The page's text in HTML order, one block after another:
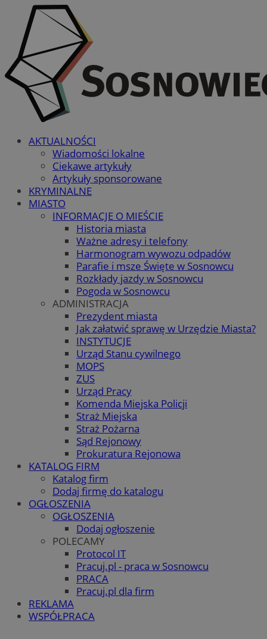
AKTUALNOŚCI
Wiadomości lokalne
Ciekawe artykuły
Artykuły sponsorowane
KRYMINALNE
MIASTO
INFORMACJE O MIEŚCIE
Historia miasta
Ważne adresy i telefony
Harmonogram wywozu odpadów
Parafie i msze Święte w Sosnowcu
Rozkłady jazdy w Sosnowcu
Pogoda w Sosnowcu
ADMINISTRACJA
Prezydent miasta
Jak załatwić sprawę w Urzędzie Miasta?
INSTYTUCJE
Urząd Stanu cywilnego
MOPS
ZUS
Urząd Pracy
Komenda Miejska Policji
Straż Miejska
Straż Pożarna
Sąd Rejonowy
Prokuratura Rejonowa
KATALOG FIRM
Katalog firm
Dodaj firmę do katalogu
OGŁOSZENIA
OGŁOSZENIA
Dodaj ogłoszenie
POLECAMY
Protocol IT
Pracuj.pl - praca w Sosnowcu
PRACA
Pracuj.pl dla firm
REKLAMA
WSPÓŁPRACA